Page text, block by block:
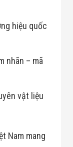
Nén
Máy Kiểm Tra
Vết Nứt Sản
Bo Mạch Điện
Tử
Robot AI
hiệu quốc
nhãn – mã
vật liệu
Nam mang